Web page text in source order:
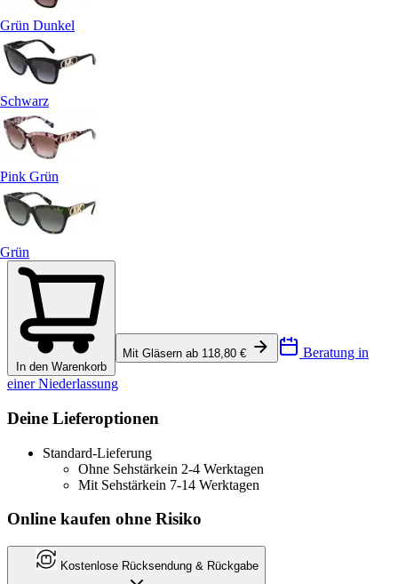
Grün Dunkel
Schwarz
Pink Grün
Grün
In den Warenkorb
Mit Gläsern ab 118,80 € Beratung in
einer Niederlassung
Deine Lieferoptionen
Standard-Lieferung
Ohne Sehstärkein 2-4 Werktagen
Mit Sehstärkein 7-14 Werktagen
Online kaufen ohne Risiko
Kostenlose Rücksendung & Rückgabe